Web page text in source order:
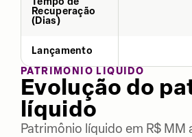
Recuperação
(Dias)
Lançamento
PATRIMÔNIO LÍQUIDO
Evolução do
líquido
Patrimônio líquido em R$ MM